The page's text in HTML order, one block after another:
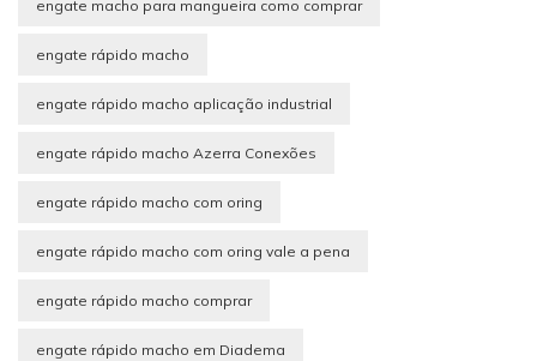
engate macho para mangueira como comprar
engate rápido macho
engate rápido macho aplicação industrial
engate rápido macho Azerra Conexões
engate rápido macho com oring
engate rápido macho com oring vale a pena
engate rápido macho comprar
engate rápido macho em Diadema